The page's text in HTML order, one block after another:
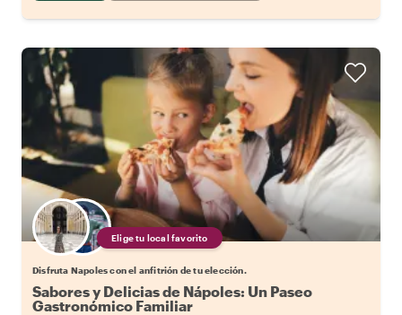
Elige tu local favorito
Disfruta Napoles con el anfitrión de tu elección.
Sabores y Delicias de Nápoles: Un Paseo
Gastronómico Familiar